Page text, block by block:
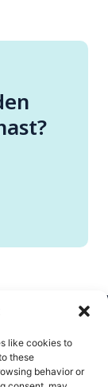
like cookies to
these
behavior or